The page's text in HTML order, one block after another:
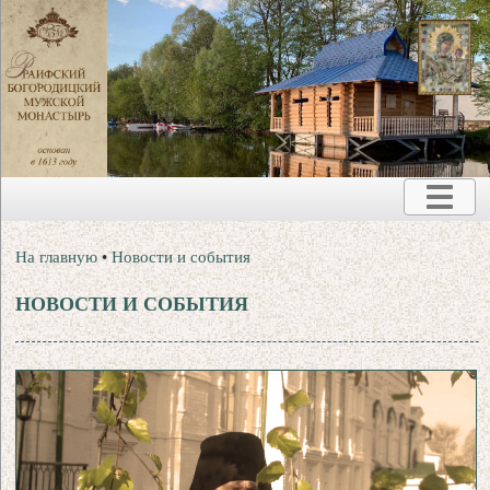
На главную •Новости и события
НОВОСТИ И СОБЫТИЯ